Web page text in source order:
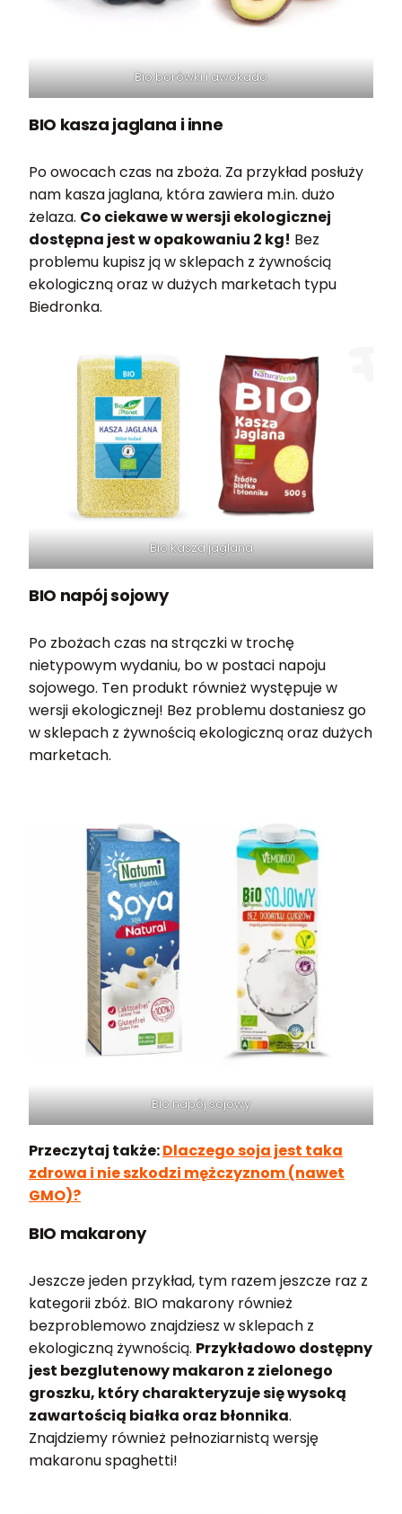
Bio borówki i awokado
BIO kasza jaglana i inne
Po owocach czas na zboża. Za przykład posłuży
nam kasza jaglana, która zawiera m.in. dużo
żelaza. Co ciekawe w wersji ekologicznej
dostępna jest w opakowaniu 2 kg! Bez
problemu kupisz ją w sklepach z żywnością
ekologiczną oraz w dużych marketach typu
Biedronka.
Bio kasza jaglana
BIO napój sojowy
Po zbożach czas na strączki w trochę
nietypowym wydaniu, bo w postaci napoju
sojowego. Ten produkt również występuje w
wersji ekologicznej! Bez problemu dostaniesz go
w sklepach z żywnością ekologiczną oraz dużych
marketach.
Bio napój sojowy
Przeczytaj także:Dlaczego soja jest taka
zdrowa i nie szkodzi mężczyznom (nawet
GMO)?
BIO makarony
Jeszcze jeden przykład, tym razem jeszcze raz z
kategorii zbóż. BIO makarony również
bezproblemowo znajdziesz w sklepach z
ekologiczną żywnością. Przykładowo dostępny
jest bezglutenowy makaron z zielonego
groszku, który charakteryzuje się wysoką
zawartością białka oraz błonnika.
Znajdziemy również pełnoziarnistą wersję
makaronu spaghetti!